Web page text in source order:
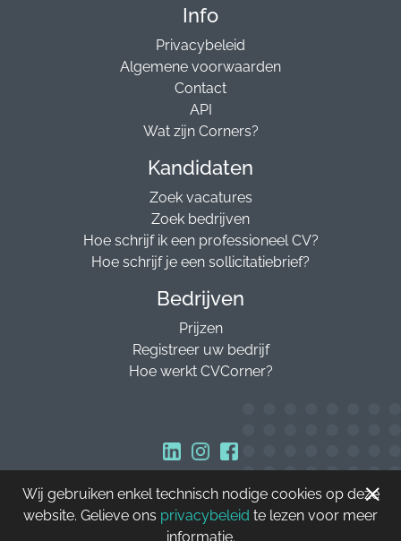
Wij gebruiken enkel technisch nodige cookies op deze
website. Gelieve ons privacybeleid te lezen voor meer
informatie.
Info
Privacybeleid
Algemene voorwaarden
Contact
API
Wat zijn Corners?
Kandidaten
Zoek vacatures
Zoek bedrijven
Hoe schrijf ik een professioneel CV?
Hoe schrijf je een sollicitatiebrief?
Bedrijven
Prijzen
Registreer uw bedrijf
Hoe werkt CVCorner?
Copyright © 2026 CVCorner